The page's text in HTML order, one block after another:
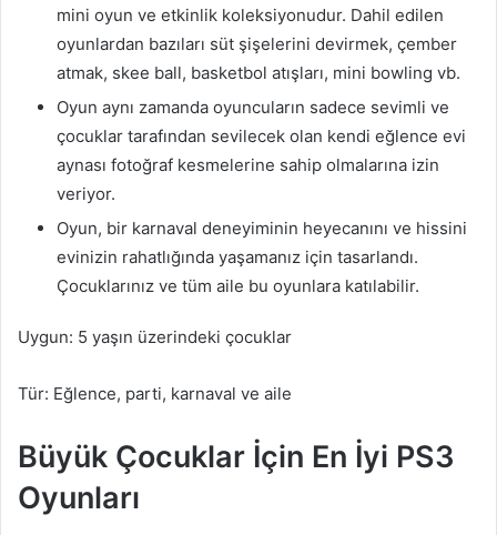
mini oyun ve etkinlik koleksiyonudur. Dahil edilen
oyunlardan bazıları süt şişelerini devirmek, çember
atmak, skee ball, basketbol atışları, mini bowling vb.
Oyun aynı zamanda oyuncuların sadece sevimli ve
çocuklar tarafından sevilecek olan kendi eğlence evi
aynası fotoğraf kesmelerine sahip olmalarına izin
veriyor.
Oyun, bir karnaval deneyiminin heyecanını ve hissini
evinizin rahatlığında yaşamanız için tasarlandı.
Çocuklarınız ve tüm aile bu oyunlara katılabilir.
Uygun: 5 yaşın üzerindeki çocuklar
Tür: Eğlence, parti, karnaval ve aile
Büyük Çocuklar İçin En İyi PS3
Oyunları